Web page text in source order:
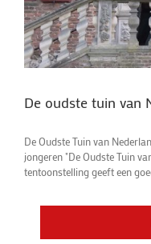
De oudste tuin van
De Oudste Tuin van
jongeren "De Oudste Tuin
tentoonstelling geeft een